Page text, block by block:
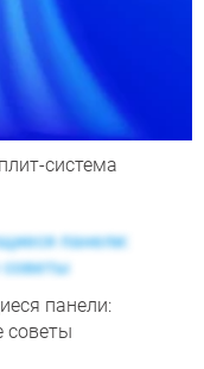
система
панели:
советы